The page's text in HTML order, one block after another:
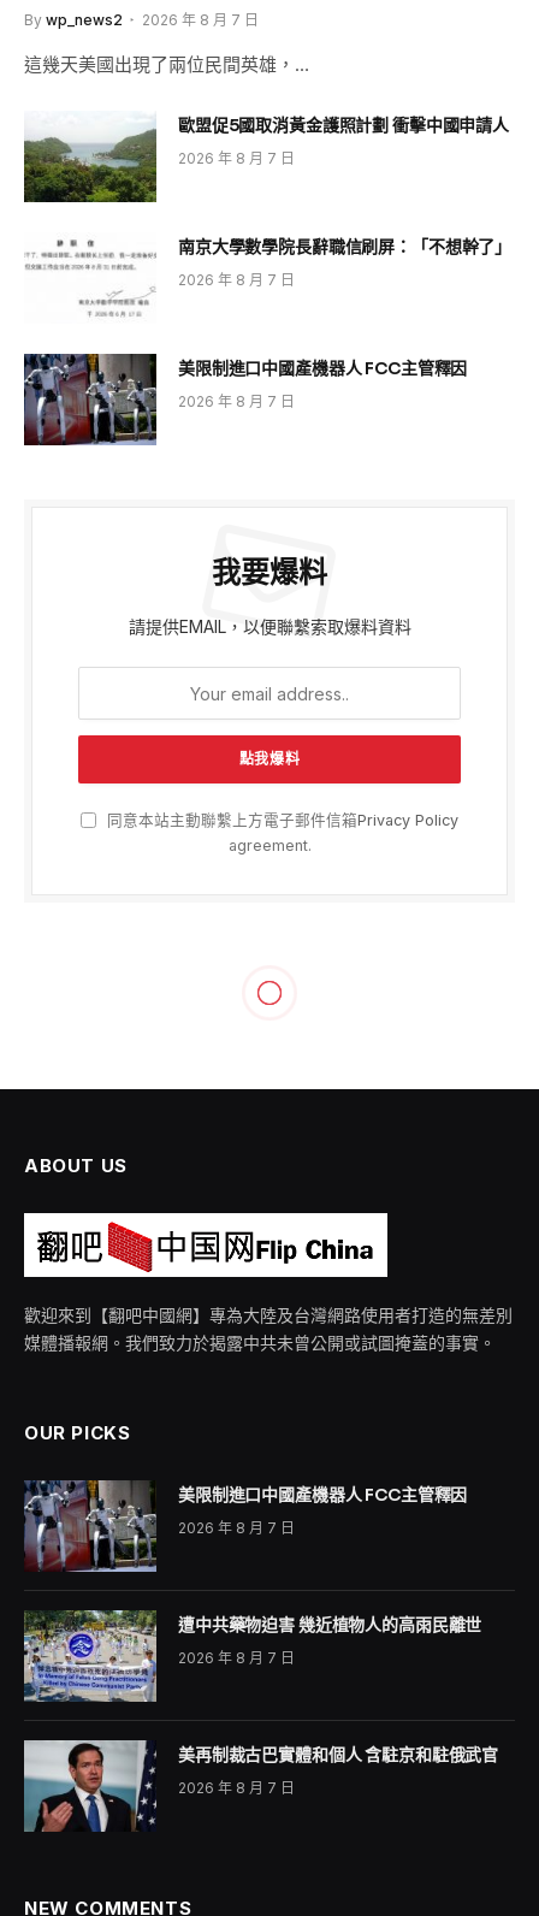
By wp_news2 2026 年 8 月 7 日
這幾天美國出現了兩位民間英雄，…
歐盟促5國取消黃金護照計劃 衝擊中國申請人
2026 年 8 月 7 日
南京大學數學院長辭職信刷屏：「不想幹了」
2026 年 8 月 7 日
美限制進口中國產機器人 FCC主管釋因
2026 年 8 月 7 日
我要爆料
請提供EMAIL，以便聯繫索取爆料資料
同意本站主動聯繫上方電子郵件信箱Privacy Policy
agreement.
宋承恩／政府继承论显示中共
1 Min Read
「中华人民共和国从未统治过台湾」是客观事实的陈述，
很难否定。为了回应，中共可说卯足了劲，宁可扯谎也要
自我安慰。最新的谎言，把纸上谈兵的军演与海空包围说
成在「对台湾行使管辖权」。但硬要把没有的事说成有，
只会证明自己的焦虑。明白的事实是：如果真有管辖权，
只须下令即可，何必辛苦巡弋军演？
国之间，是政府继承的关系」。此说的理路是：一） 一